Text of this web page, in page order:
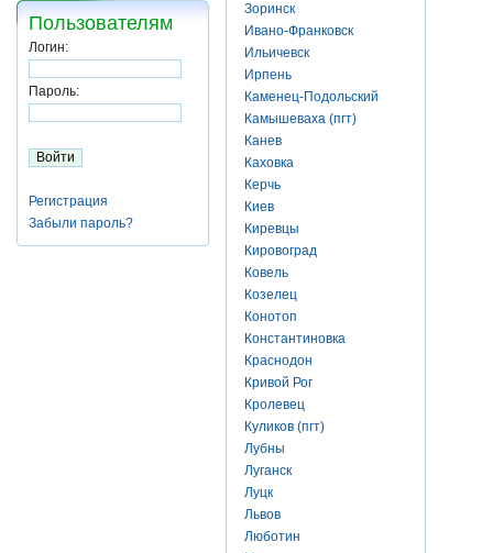
Пользователям
Логин:
Пароль:
Регистрация
Забыли пароль?
Зоринск
Ивано-Франковск
Ильичевск
Ирпень
Каменец-Подольский
Камышеваха (пгт)
Канев
Каховка
Керчь
Киев
Киревцы
Кировоград
Ковель
Козелец
Конотоп
Константиновка
Краснодон
Кривой Рог
Кролевец
Куликов (пгт)
Лубны
Луганск
Луцк
Львов
Люботин